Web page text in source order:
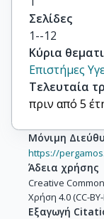
Σελίδες
1--12
Κύρια
Επιστήμες
Τελευταία
πριν από 5
Μόνιμη
https://
Άδεια χρήσης
Creative
Χρήση 4.0 (CC-
Εξαγωγή